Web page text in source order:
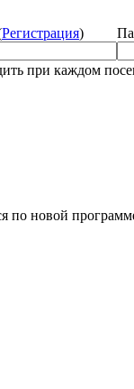
Регистрация)
при каждом
по новой